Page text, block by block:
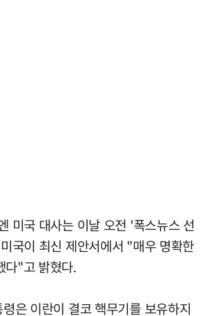
미국 대사는 이날 오전 '폭스뉴스 선
국이 최신 제안서에서 "매우 명확한
다"고 밝혔다.
은 이란이 결코 핵무기를 보유하지